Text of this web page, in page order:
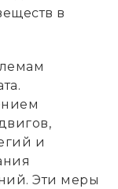
в
и
Эти меры